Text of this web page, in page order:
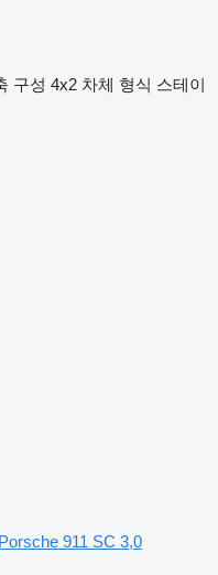
구성 4x2 차체 형식 스테이
911 SC 3,0